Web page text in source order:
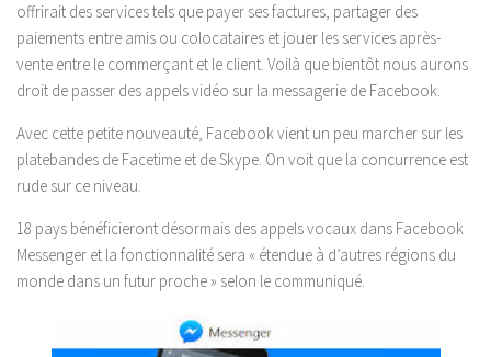
offrirait des services tels que payer ses factures, partager des
paiements entre amis ou colocataires et jouer les services après-
vente entre le commerçant et le client. Voilà que bientôt nous aurons
droit de passer des appels vidéo sur la messagerie de Facebook.
Avec cette petite nouveauté, Facebook vient un peu marcher sur les
platebandes de Facetime et de Skype. On voit que la concurrence est
rude sur ce niveau.
18 pays bénéficieront désormais des appels vocaux dans Facebook
Messenger et la fonctionnalité sera « étendue à d’autres régions du
monde dans un futur proche » selon le communiqué.